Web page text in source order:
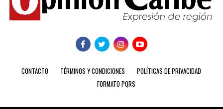
CONTACTO TÉRMINOS Y CONDICIONES
POLÍTICAS DE PRIVACIDAD
FORMATO PQRS